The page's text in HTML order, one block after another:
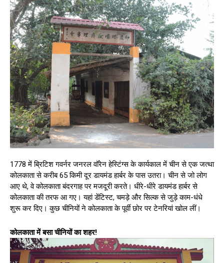
1778 में ब्रिटिश गवर्नर जनरल वॉरेन हेस्टिंग्स के कार्यकाल में चीन से एक जत्था
कोलकाता से करीब 65 किमी दूर डायमंड हार्बर के पास उतरा। चीन से जो लोग
आए थे, वे कोलकाता बंदरगाह पर मजदूरी करते। धीरे-धीरे डायमंड हार्बर से
कोलकाता की तरफ आ गए। यहां डेंटिस्ट, चमड़े और सिल्क से जुड़े काम-धंधे
शुरू कर दिए। कुछ चीनियों ने कोलकाता के पूर्वी छोर पर टेनरियां खोल लीं।
​कोलकाता में बसा चीनियों का शहर!​